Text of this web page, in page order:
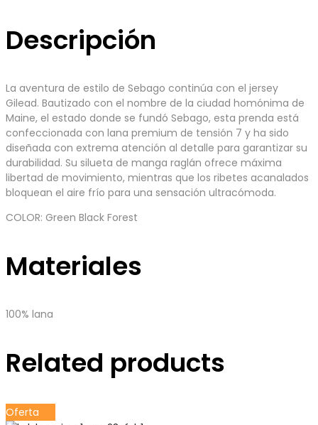
Descripción
La aventura de estilo de Sebago continúa con el jersey
Gilead. Bautizado con el nombre de la ciudad homónima de
Maine, el estado donde se fundó Sebago, esta prenda está
confeccionada con lana premium de tensión 7 y ha sido
diseñada con extrema atención al detalle para garantizar su
durabilidad. Su silueta de manga raglán ofrece máxima
libertad de movimiento, mientras que los ribetes acanalados
bloquean el aire frío para una sensación ultracómoda.
COLOR: Green Black Forest
Materiales
100% lana
Related products
Oferta